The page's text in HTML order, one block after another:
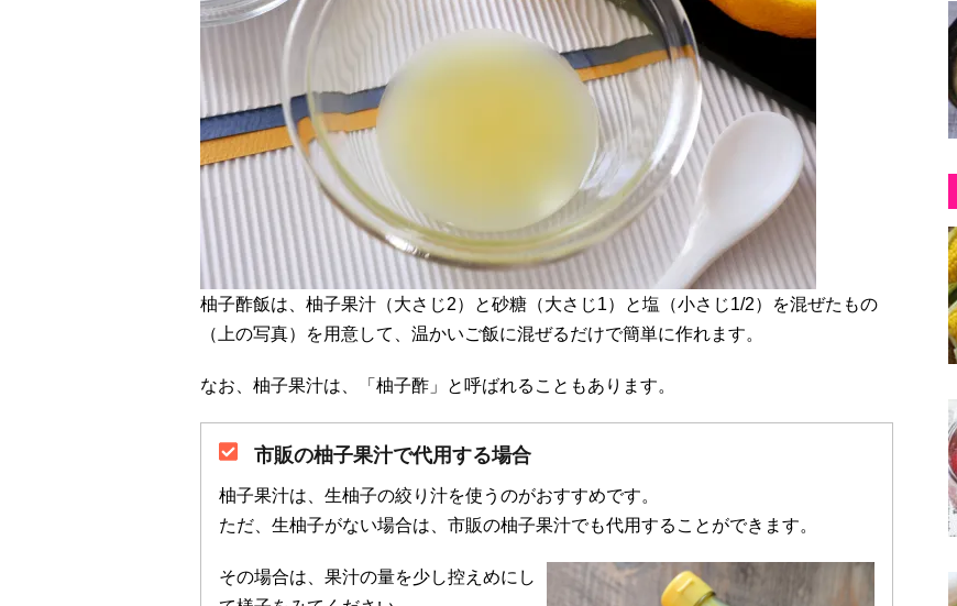
柚子酢飯は、柚子果汁（大さじ2）と砂糖（大さじ1）と塩（小さじ1/2）を混ぜたもの
（上の写真）を用意して、温かいご飯に混ぜるだけで簡単に作れます。
なお、柚子果汁は、「柚子酢」と呼ばれることもあります。
市販の柚子果汁で代用する場合
柚子果汁は、生柚子の絞り汁を使うのがおすすめです。
ただ、生柚子がない場合は、市販の柚子果汁でも代用することができます。
その場合は、果汁の量を少し控えめにし